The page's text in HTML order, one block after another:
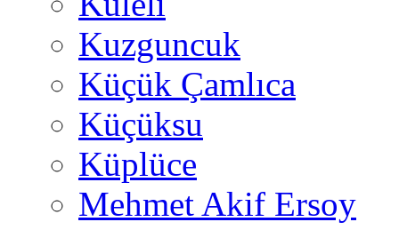
Kuzguncuk
Küçük Çamlıca
Küçüksu
Küplüce
Mehmet Akif Ersoy